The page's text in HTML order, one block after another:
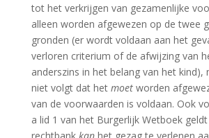
tot het verkrijgen van gezamenlijke
alleen worden afgewezen op de twee
gronden (er wordt voldaan aan het
verloren criterium of de afwijzing van
anderszins in het belang van het kind),
niet volgt dat het moetworden
van de voorwaarden is voldaan. Ook
a lid 1 van het Burgerlijk Wetboek